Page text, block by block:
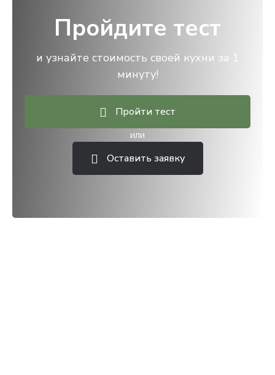
Пройдите тест
и узнайте стоимость своей кухни за 1
минуту!
Пройти тест
или
Оставить заявку